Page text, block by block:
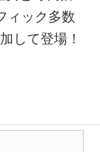
ィック多数
して登場！